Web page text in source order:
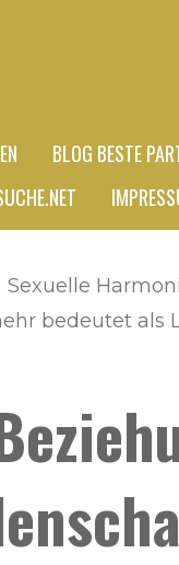
BLOG BESTE
Sexuelle
bedeutet als